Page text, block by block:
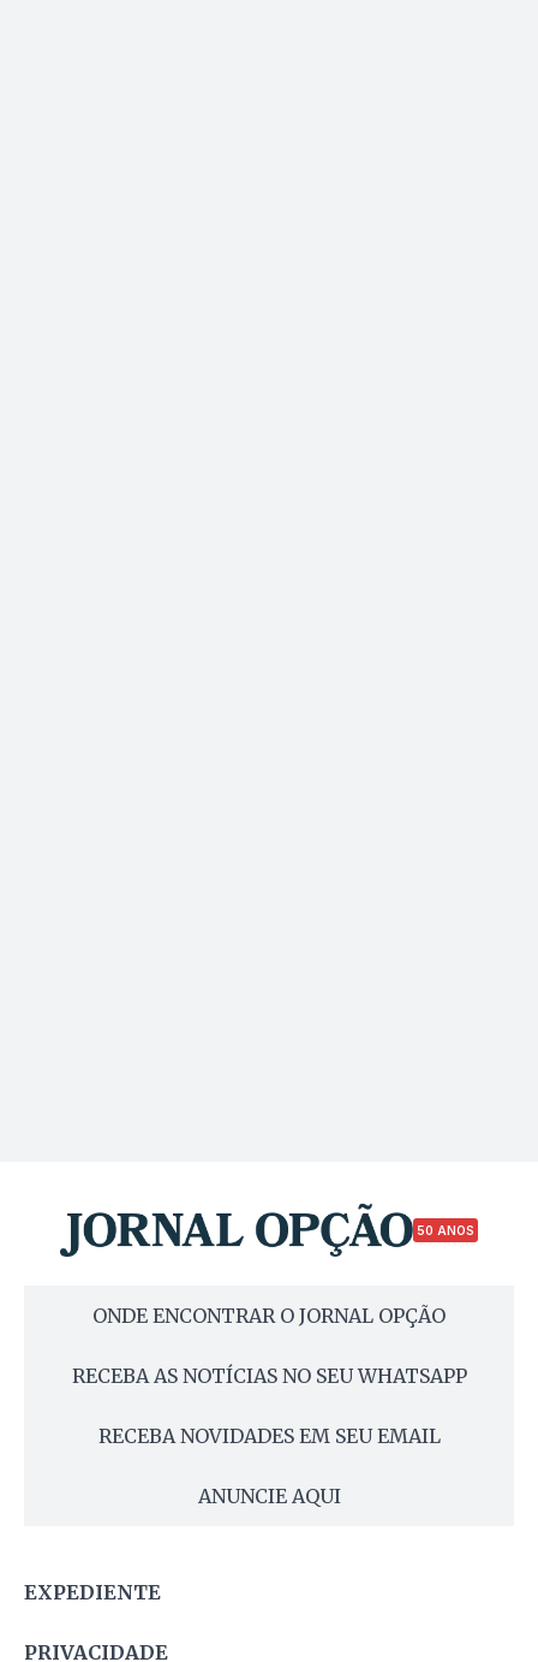
50 ANOS
ONDE ENCONTRAR O JORNAL OPÇÃO
RECEBA AS NOTÍCIAS NO SEU WHATSAPP
RECEBA NOVIDADES EM SEU EMAIL
ANUNCIE AQUI
EXPEDIENTE
PRIVACIDADE